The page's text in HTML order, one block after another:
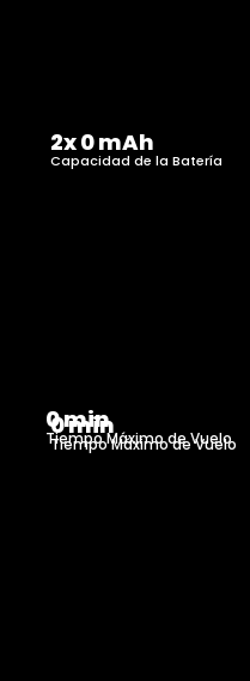
2x 0 mAh
Capacidad de la Batería
0 min
Tiempo Máximo de Vuelo
0 min
Tiempo Máximo de Vuelo